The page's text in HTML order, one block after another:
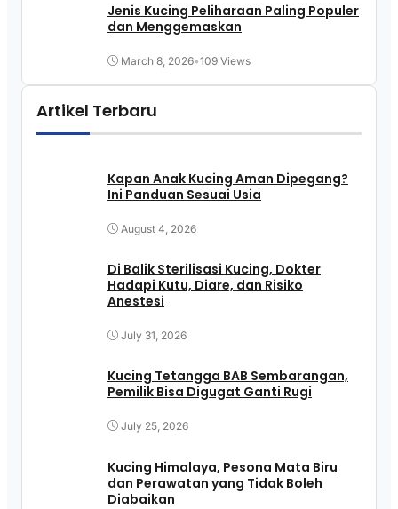
Jenis Kucing Peliharaan Paling Populer
dan Menggemaskan
March 8, 2026•109 Views
Artikel Terbaru
Kapan Anak Kucing Aman Dipegang?
Ini Panduan Sesuai Usia
August 4, 2026
Di Balik Sterilisasi Kucing, Dokter
Hadapi Kutu, Diare, dan Risiko
Anestesi
July 31, 2026
Kucing Tetangga BAB Sembarangan,
Pemilik Bisa Digugat Ganti Rugi
July 25, 2026
Kucing Himalaya, Pesona Mata Biru
dan Perawatan yang Tidak Boleh
Diabaikan